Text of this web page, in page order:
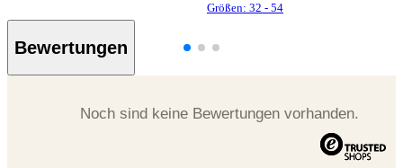
Größen: 32 - 54
Bewertungen
Noch sind keine Bewertungen vorhanden.